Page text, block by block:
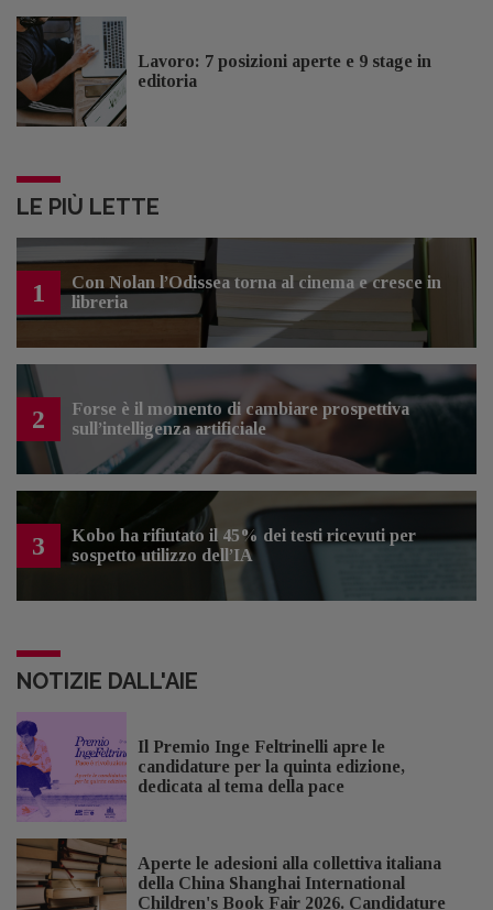
Lavoro: 7 posizioni aperte e 9 stage in
editoria
LE PIÙ LETTE
1
Con Nolan l’Odissea torna al cinema e cresce in
libreria
2
Forse è il momento di cambiare prospettiva
sull’intelligenza artificiale
3
Kobo ha rifiutato il 45% dei testi ricevuti per
sospetto utilizzo dell’IA
NOTIZIE DALL'AIE
Il Premio Inge Feltrinelli apre le
candidature per la quinta edizione,
dedicata al tema della pace
Aperte le adesioni alla collettiva italiana
della China Shanghai International
Children's Book Fair 2026. Candidature